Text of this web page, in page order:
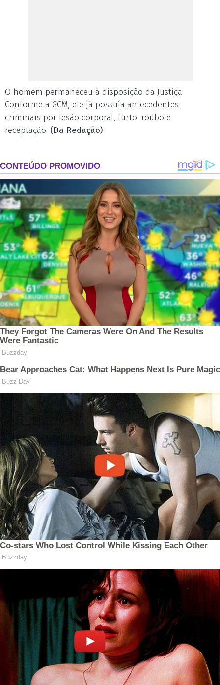
O homem permaneceu à disposição da Justiça.
Conforme a GCM, ele já possuía antecedentes
criminais por lesão corporal, furto, roubo e
receptação. (Da Redação)